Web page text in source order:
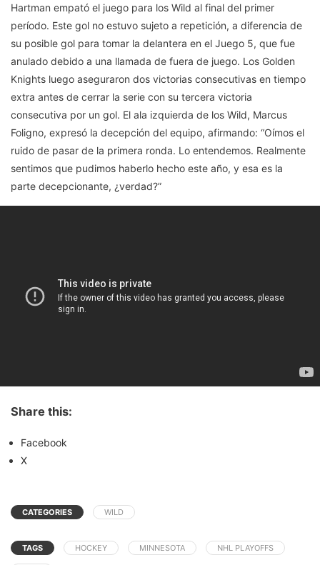
Hartman empató el juego para los Wild al final del primer
período. Este gol no estuvo sujeto a repetición, a diferencia de
su posible gol para tomar la delantera en el Juego 5, que fue
anulado debido a una llamada de fuera de juego. Los Golden
Knights luego aseguraron dos victorias consecutivas en tiempo
extra antes de cerrar la serie con su tercera victoria
consecutiva por un gol. El ala izquierda de los Wild, Marcus
Foligno, expresó la decepción del equipo, afirmando: “Oímos el
ruido de pasar de la primera ronda. Lo entendemos. Realmente
sentimos que pudimos haberlo hecho este año, y esa es la
parte decepcionante, ¿verdad?”
Share this:
Facebook
X
CATEGORIES WILD
TAGS HOCKEY MINNESOTA NHL PLAYOFFS